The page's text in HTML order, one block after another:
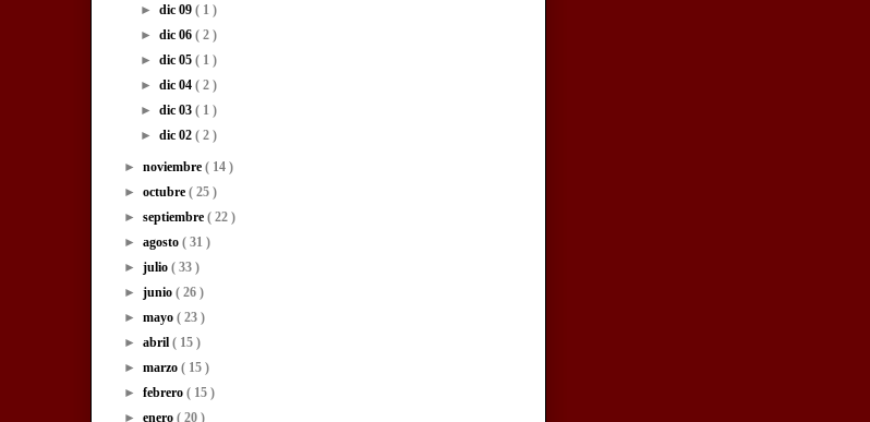
► dic 09 ( 1 )
► dic 06 ( 2 )
► dic 05 ( 1 )
► dic 04 ( 2 )
► dic 03 ( 1 )
► dic 02 ( 2 )
►noviembre( 14 )
►octubre( 25 )
►septiembre( 22 )
►agosto( 31 )
►julio( 33 )
►junio( 26 )
►mayo( 23 )
►abril( 15 )
►marzo( 15 )
►febrero( 15 )
►enero( 20 )